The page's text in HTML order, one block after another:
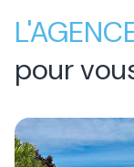
pour